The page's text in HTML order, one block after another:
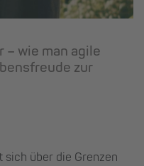
– wie man agile
zur
über die Grenzen